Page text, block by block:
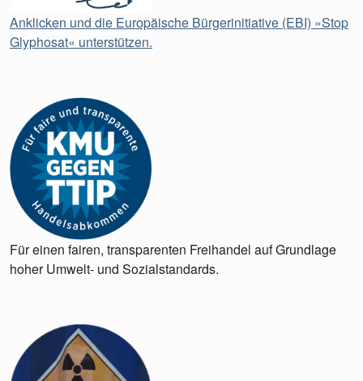
Anklicken und die Europäische Bürgerinitiative (EBI) »Stop
Glyphosat« unterstützen.
Für einen fairen, transparenten Freihandel auf Grundlage
hoher Umwelt- und Sozialstandards.